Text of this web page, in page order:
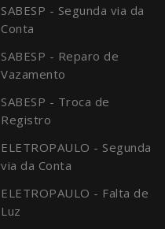
SABESP - Segunda via da
Conta
SABESP - Reparo de
Vazamento
SABESP - Troca de
Registro
ELETROPAULO - Segunda
via da Conta
ELETROPAULO - Falta de
Luz